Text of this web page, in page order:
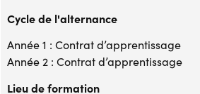
Cycle de l'alternance
Année 1 : Contrat d’apprentissage
Année 2 : Contrat d’apprentissage
Lieu de formation